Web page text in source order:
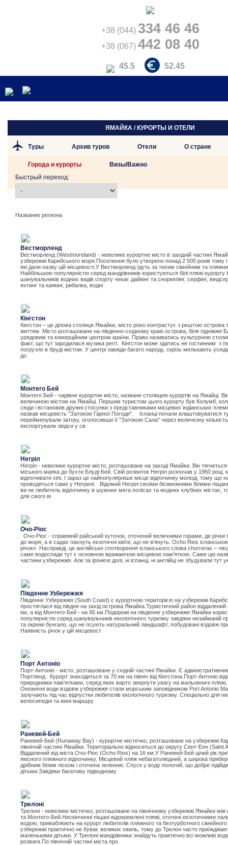
+38 (044) 334 46 46
+38 (067) 442 08 40
45.5 52.45
ЯМАЙКА / КУРОРТЫ И ОТЕЛИ
Туры Архив туров Отели О стране
Города и курорты
Визы/Важно
Быстрый переход:
Название региона
Вестморленд
Вестморленд (Westmoreland) - невелике курортне місто в західній частині
узбережжі Карибського моря.Поселення було утворено понад 2 500 років тому
які дали назву цій місцевості.У Вестморленд їдуть за тихим сімейним та
Найбільшою популярністю серед мандрівників користуються білі пляжі курорту
шанувальників водних видів спорту чекає дайвінг та сноркелінг, серфінг,
яхтинг та каякінг, рибалка, водні
Кінгстон
Кінгстон – це ділова столиця Ямайки, місто різко контрастує з рештою острова
життям. Місто розташоване на південно-східному краю острова, біля підніжжя
урядовим та комерційним центром країни. Право називатись культурною
факт, що тут зародилася музика реггі. Кінгстон може здатись не гостинним з
погрузло в бруді містом. У центрі завжди багато народу, скрізь мелькають
до
Монтего Бей
Монтего Бей - чарівне курортне місто, назване столицею курортів на Ямайці.
величиною містом на Ямайці. Першим туристом цього курорту був Колумб,
сюди і встановив дружні стосунки з представниками місцевих індіанських
назвав місцевість "Затокою Гарної Погоди". Іспанці почали влаштовуватися
перейменували затоку, оголосивши її "Затокою Сала" через величезну
експортували звідси у св
Негріл
Негріл - невелике курортне місто, розташоване на заході Ямайки. Він
міського маяка до бухти Блуді-Бей. Свій розвиток Негріл розпочав у 1960 році,
відпочивати хіпі. І зараз це найпопулярніше місце відпочинку молоді, тому що
проводяться саме у Негрилі. Відомий Негріл своїми безмежними білими
ви не любитель відпочинку в шумних мега полісах та модних клубних містах,
для свого ві
Очо-Ріос
Очо-Ріос - справжній райський куточок, оточений величними горами, де
до моря, а в садах пахнуть екзотичні квіти, що не в'януть. Ocho Rios
річок». Насправді, це англійське спотворення іспанського слова chorreras –
саме водоспади тут є основною вражаючою місцевою пам'яткою. Саме цю назву
частини узбережжя. Але за іронією долі, ні іспанці, ні англійці не збудували тут
Південне Узбережжя
Південне Узбережжя (South Coast) є курортною територією на узбережжі
простяглася від півдня на захід острова Ямайка.Туристичний район віддалений
км, а від Монтего-Бей - на 95 км.Подорожі на південне узбережжя Ямайки
популярністю серед шанувальників екологічного туризму завдяки незайманій
та окремі бунгало, що не псують натуральний ландшафт, побудовані вздовж
Наявність річок у цій місцевост
Порт Антоніо
Порт-Антоніо - місто, розташоване у східній частині Ямайки. Є
Портленд . Курорт знаходиться за 70 км на північ від Кінгстона.Порт-Антоніо
природними пам'ятками, серед яких варто звернути увагу на мальовничі
Океанічні води вздовж узбережжя стали морським заповідником Port Antonio
залучають під час відпустки любителів екологічного туризму. Спеціально для
велосипедні та кінні маршру
Раневей-Бей
Раневей-Бей (Runaway Bay) - курортне містечко, розташоване на узбережжі
північній частині Ямайки. Територіально відноситься до округу Сент-Енн (Saint
Віддалений від міста Очо-Ріос (Ocho Rios) на 16 км.У Раневей-Бей цілий рік
якісного пляжного відпочинку. Місцевий пляж небагатолюдний, а широка
дрібним білим піском і оточена зеленню. Спуск у воду пологий, що добре
дітьми.Завдяки багатому підводному
Трелоні
Трелоні - невелике містечко, розташоване на північному узбережжі Ямайки
та Монтего-Бей.Нескінченні піщані відокремлені пляжі, оточені екзотичними
водою, приваблюють на курорт любителів пляжного та безтурботного сімейного
узбережжі практично не буває великих хвиль, тому до Трелон часто
маленькими дітьми. У Трелоні мандрівники знайдуть практично всі можливі
розваги.По північній частині міста про